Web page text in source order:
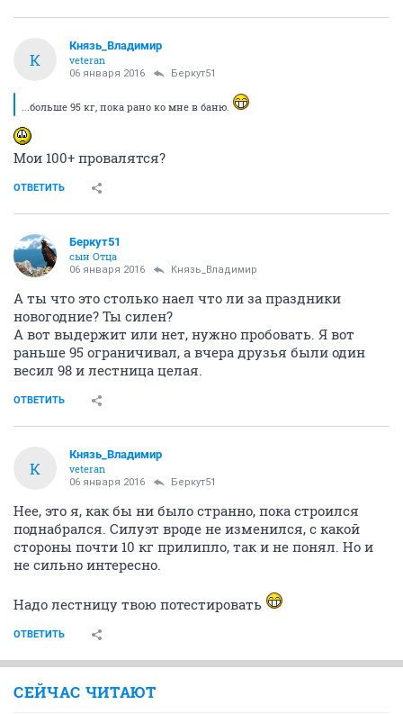
К
Князь_Владимир
veteran
06 января 2016 Беркут51
...больше 95 кг, пока рано ко мне в баню.
Мои 100+ провалятся?
ОТВЕТИТЬ
Беркут51
сын Отца
06 января 2016 Князь_Владимир
А ты что это столько наел что ли за праздники
новогодние? Ты силен?
А вот выдержит или нет, нужно пробовать. Я вот
раньше 95 ограничивал, а вчера друзья были один
весил 98 и лестница целая.
ОТВЕТИТЬ
К
Князь_Владимир
veteran
06 января 2016 Беркут51
Нее, это я, как бы ни было странно, пока строился
поднабрался. Силуэт вроде не изменился, с какой
стороны почти 10 кг прилипло, так и не понял. Но и
не сильно интересно.
Надо лестницу твою потестировать
ОТВЕТИТЬ
СЕЙЧАС ЧИТАЮТ